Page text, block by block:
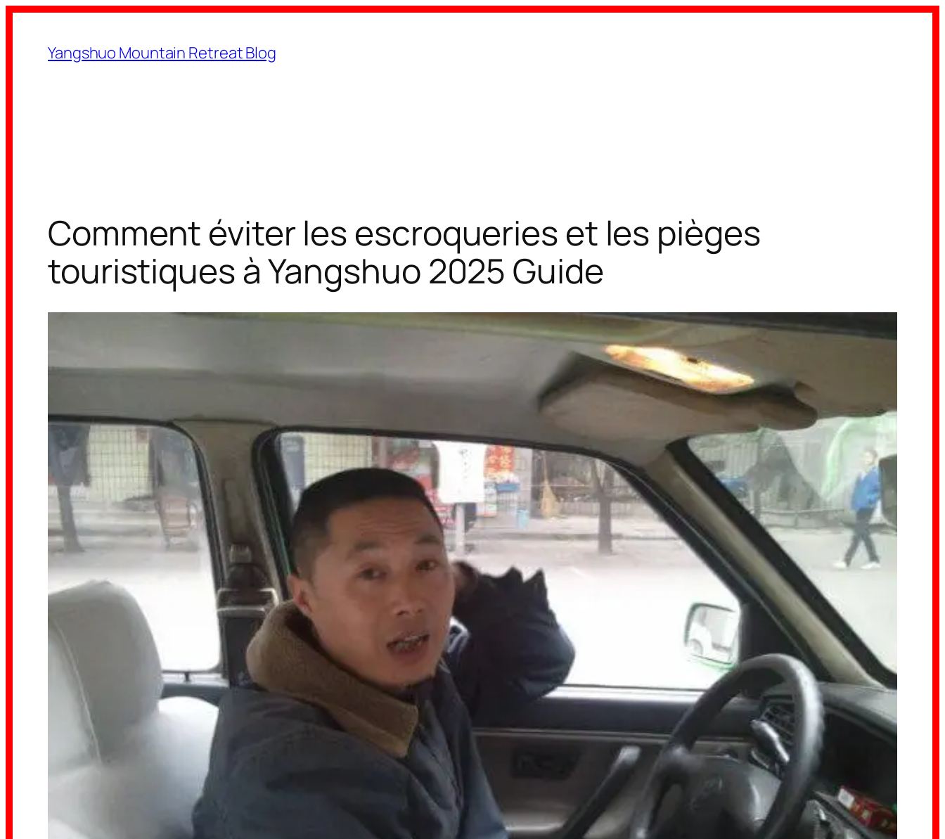
contenu
Yangshuo Mountain Retreat Blog
Comment éviter les escroqueries et les pièges
touristiques à Yangshuo 2025 Guide